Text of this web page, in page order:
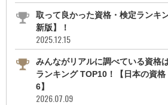
取って良かった資格・検定ランキ
新版】！
2025.12.15
みんながリアルに調べている資格
ランキング TOP10！【日本の資
6】
2026.07.09